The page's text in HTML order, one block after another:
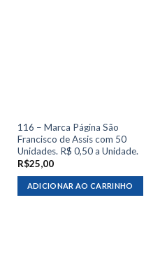
116 – Marca Página São
Francisco de Assis com 50
Unidades. R$ 0,50 a Unidade.
R$25,00
ADICIONAR AO CARRINHO